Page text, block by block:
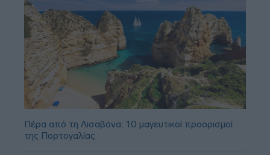
Πέρα από τη Λισαβόνα: 10 μαγευτικοί προορισμοί
της Πορτογαλίας